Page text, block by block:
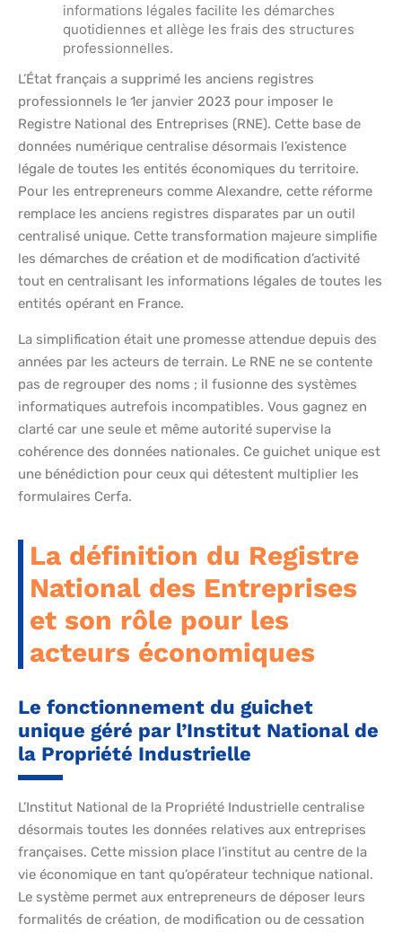
informations légales facilite les démarches
quotidiennes et allège les frais des structures
professionnelles.
L’État français a supprimé les anciens registres
professionnels le 1er janvier 2023 pour imposer le
Registre National des Entreprises (RNE). Cette base de
données numérique centralise désormais l’existence
légale de toutes les entités économiques du territoire.
Pour les entrepreneurs comme Alexandre, cette réforme
remplace les anciens registres disparates par un outil
centralisé unique. Cette transformation majeure simplifie
les démarches de création et de modification d’activité
tout en centralisant les informations légales de toutes les
entités opérant en France.
La simplification était une promesse attendue depuis des
années par les acteurs de terrain. Le RNE ne se contente
pas de regrouper des noms ; il fusionne des systèmes
informatiques autrefois incompatibles. Vous gagnez en
clarté car une seule et même autorité supervise la
cohérence des données nationales. Ce guichet unique est
une bénédiction pour ceux qui détestent multiplier les
formulaires Cerfa.
La définition du Registre
National des Entreprises
et son rôle pour les
acteurs économiques
Le fonctionnement du guichet
unique géré par l’Institut National de
la Propriété Industrielle
L’Institut National de la Propriété Industrielle centralise
désormais toutes les données relatives aux entreprises
françaises. Cette mission place l’institut au centre de la
vie économique en tant qu’opérateur technique national.
Le système permet aux entrepreneurs de déposer leurs
formalités de création, de modification ou de cessation